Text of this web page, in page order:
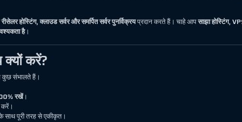
रीसेलर होस्टिंग, क्लाउड सर्वर और समर्पित सर्वर पुनर्विक्रयप्रदान करते हैं। चाहे आपसाझा होस्टिंग,
है।
करें?
कुछ संभालते हैं।
रखें।
साथ पूरी तरह से एकीकृत।